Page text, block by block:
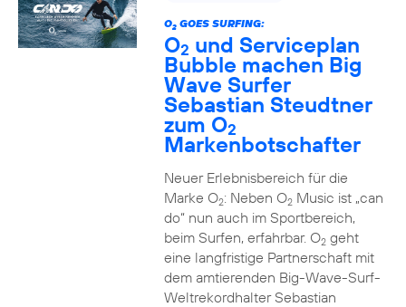
O2GOES SURFING:
O2 und Serviceplan
Bubble machen Big
Wave Surfer
Sebastian Steudtner
zum O2
Markenbotschafter
Neuer Erlebnisbereich für die
Marke O2: Neben O2Music ist „can
do“ nun auch im Sportbereich,
beim Surfen, erfahrbar. O2geht
eine langfristige Partnerschaft mit
dem amtierenden Big-Wave-Surf-
Weltrekordhalter Sebastian